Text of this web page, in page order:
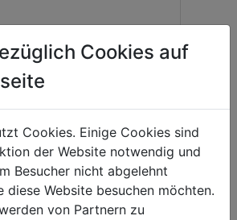
EUR 125,00
Neuwertig (Verpackung
beschädigt)
Cookies auf
Cookies. Einige Cookies sind
der Website notwendig und
Besucher nicht abgelehnt
diese Website besuchen möchten.
von Partnern zu